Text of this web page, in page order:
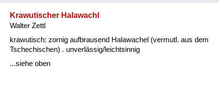
Krawutischer Halawachl
Walter Zettl
krawutisch: zornig aufbrausend Halawachel (vermutl. aus dem
Tschechischen) . unverlässig/leichtsinnig
...siehe oben